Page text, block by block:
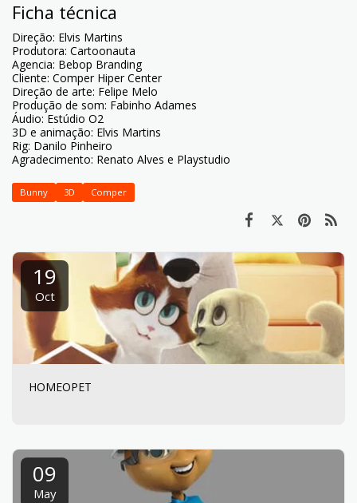
Ficha técnica
Direção: Elvis Martins
Produtora: Cartoonauta
Agencia: Bebop Branding
Cliente: Comper Hiper Center
Direção de arte: Felipe Melo
Produção de som: Fabinho Adames
Áudio: Estúdio O2
3D e animação: Elvis Martins
Rig: Danilo Pinheiro
Agradecimento: Renato Alves e Playstudio
Bunny 3D Comper
19
Oct
HOMEOPET
09
May